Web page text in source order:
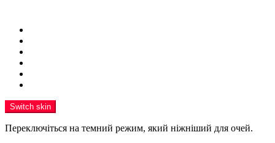
Switch skin
Переключіться на темний режим, який ніжніший для очей.